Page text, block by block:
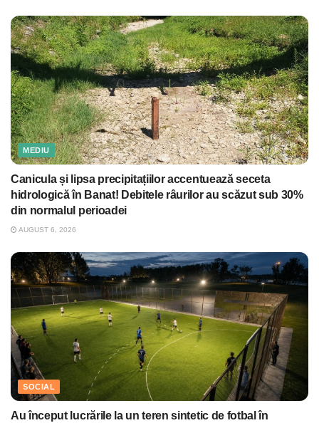
MEDIU
Canicula și lipsa precipitațiilor accentuează seceta
hidrologică în Banat! Debitele râurilor au scăzut sub 30%
din normalul perioadei
AUGUST 6, 2026
SOCIAL
Au început lucrările la un teren sintetic de fotbal în